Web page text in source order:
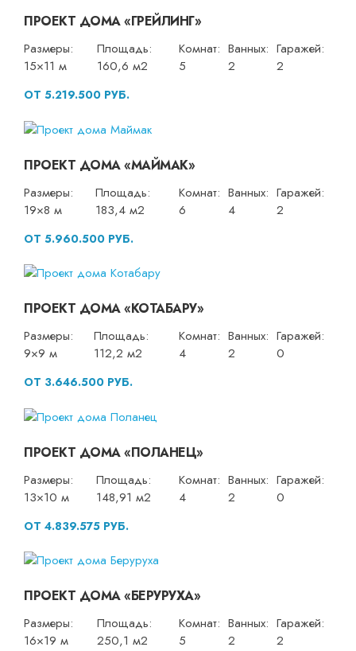
ПРОЕКТ ДОМА «ГРЕЙЛИНГ»
Размеры:
15×11 м
Площадь:
160,6 м2
Комнат:
5
Ванных:
2
Гаражей:
2
ОТ 5.219.500 РУБ.
ПРОЕКТ ДОМА «МАЙМАК»
Размеры:
19×8 м
Площадь:
183,4 м2
Комнат:
6
Ванных:
4
Гаражей:
2
ОТ 5.960.500 РУБ.
ПРОЕКТ ДОМА «КОТАБАРУ»
Размеры:
9×9 м
Площадь:
112,2 м2
Комнат:
4
Ванных:
2
Гаражей:
0
ОТ 3.646.500 РУБ.
ПРОЕКТ ДОМА «ПОЛАНЕЦ»
Размеры:
13×10 м
Площадь:
148,91 м2
Комнат:
4
Ванных:
2
Гаражей:
0
ОТ 4.839.575 РУБ.
ПРОЕКТ ДОМА «БЕРУРУХА»
Размеры:
16×19 м
Площадь:
250,1 м2
Комнат:
5
Ванных:
2
Гаражей:
2